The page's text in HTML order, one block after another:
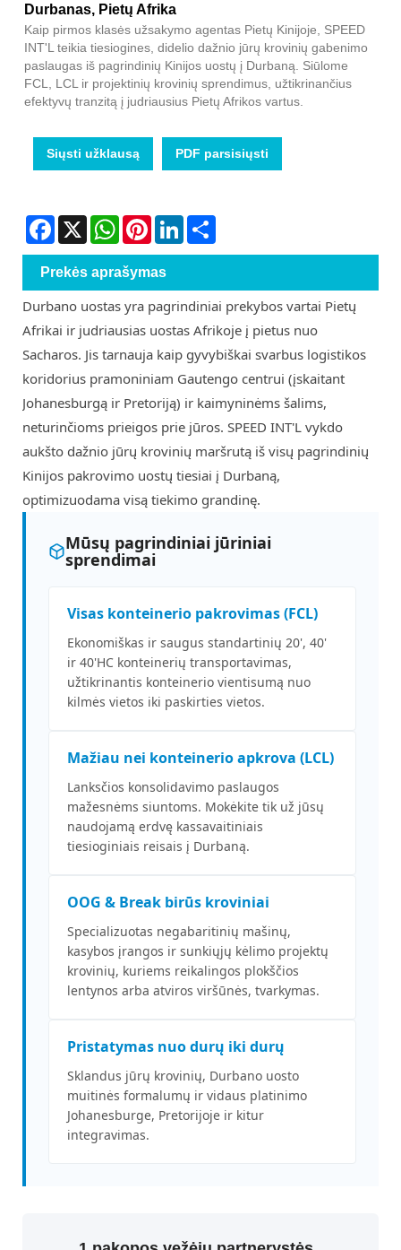
Durbanas, Pietų Afrika
Kaip pirmos klasės užsakymo agentas Pietų Kinijoje, SPEED
INT'L teikia tiesiogines, didelio dažnio jūrų krovinių gabenimo
paslaugas iš pagrindinių Kinijos uostų į Durbaną. Siūlome
FCL, LCL ir projektinių krovinių sprendimus, užtikrinančius
efektyvų tranzitą į judriausius Pietų Afrikos vartus.
Siųsti užklausą PDF parsisiųsti
Facebook
X WhatsAppPinterestLinkedIn
Prekės aprašymas
Durbano uostas yra pagrindiniai prekybos vartai Pietų
Afrikai ir judriausias uostas Afrikoje į pietus nuo
Sacharos. Jis tarnauja kaip gyvybiškai svarbus logistikos
koridorius pramoniniam Gautengo centrui (įskaitant
Johanesburgą ir Pretoriją) ir kaimyninėms šalims,
neturinčioms prieigos prie jūros. SPEED INT'L vykdo
aukšto dažnio jūrų krovinių maršrutą iš visų pagrindinių
Kinijos pakrovimo uostų tiesiai į Durbaną,
optimizuodama visą tiekimo grandinę.
Mūsų pagrindiniai jūriniai
sprendimai
Visas konteinerio pakrovimas (FCL)
Ekonomiškas ir saugus standartinių 20', 40'
ir 40'HC konteinerių transportavimas,
užtikrinantis konteinerio vientisumą nuo
kilmės vietos iki paskirties vietos.
Mažiau nei konteinerio apkrova (LCL)
Lanksčios konsolidavimo paslaugos
mažesnėms siuntoms. Mokėkite tik už jūsų
naudojamą erdvę kassavaitiniais
tiesioginiais reisais į Durbaną.
OOG & Break birūs kroviniai
Specializuotas negabaritinių mašinų,
kasybos įrangos ir sunkiųjų kėlimo projektų
krovinių, kuriems reikalingos plokščios
lentynos arba atviros viršūnės, tvarkymas.
Pristatymas nuo durų iki durų
Sklandus jūrų krovinių, Durbano uosto
muitinės formalumų ir vidaus platinimo
Johanesburge, Pretorijoje ir kitur
integravimas.